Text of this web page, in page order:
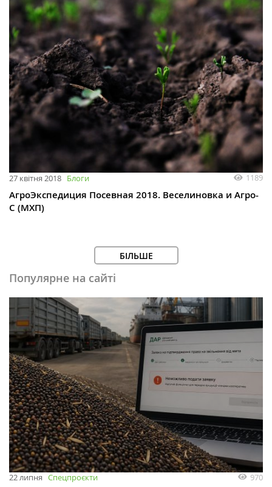
27 квітня 2018 Блоги 1189
АгроЭкспедиция Посевная 2018. Веселиновка и Агро-
С (МХП)
БІЛЬШЕ
Популярне на сайті
22 липня Спецпроєкти 970